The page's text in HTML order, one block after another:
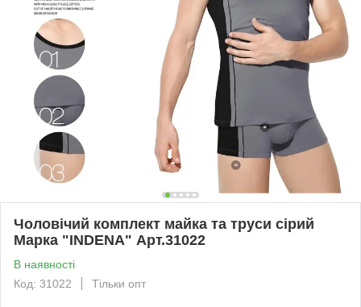
Чоловічий комплект майка та труси сірий
Марка "INDENA" Арт.31022
В наявності
Код: 31022
Тільки опт